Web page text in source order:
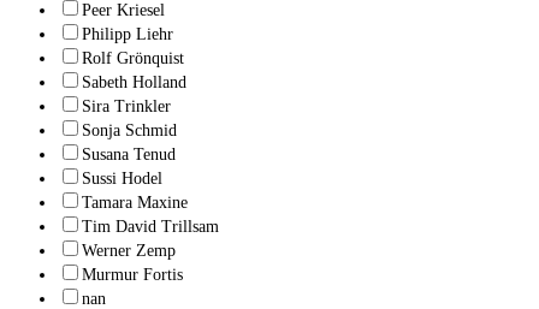
Peer Kriesel
Philipp Liehr
Rolf Grönquist
Sabeth Holland
Sira Trinkler
Sonja Schmid
Susana Tenud
Sussi Hodel
Tamara Maxine
Tim David Trillsam
Werner Zemp
Murmur Fortis
nan